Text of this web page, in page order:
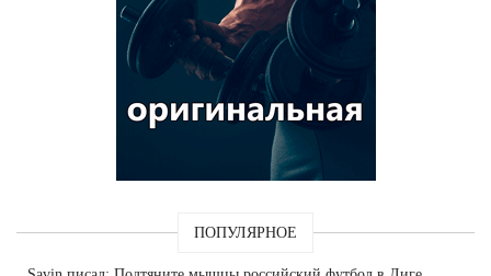
ПОПУЛЯРНОЕ